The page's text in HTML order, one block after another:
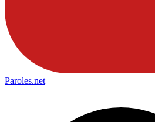
Paroles.net